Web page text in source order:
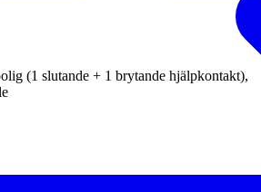
(1 slutande + 1 brytande hjälpkontakt),